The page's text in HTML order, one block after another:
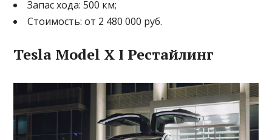
Запас хода: 500 км;
Стоимость: от 2 480 000 руб.
Tesla Model X I Рестайлинг